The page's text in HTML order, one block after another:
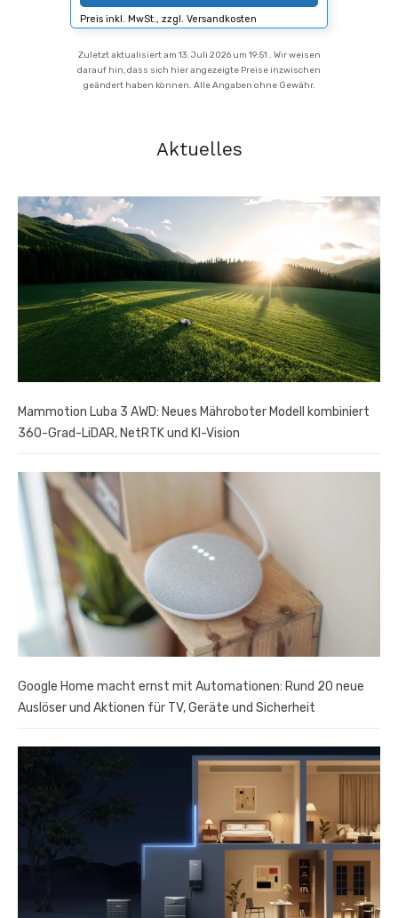
Preis inkl. MwSt., zzgl. Versandkosten
Zuletzt aktualisiert am 13. Juli 2026 um 19:51 . Wir weisen
darauf hin, dass sich hier angezeigte Preise inzwischen
geändert haben können. Alle Angaben ohne Gewähr.
Aktuelles
Mammotion Luba 3 AWD: Neues Mähroboter Modell kombiniert
360-Grad-LiDAR, NetRTK und KI-Vision
Google Home macht ernst mit Automationen: Rund 20 neue
Auslöser und Aktionen für TV, Geräte und Sicherheit